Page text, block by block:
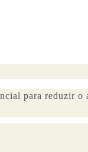
para reduzir